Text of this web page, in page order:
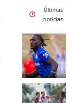
Últimas
noticias